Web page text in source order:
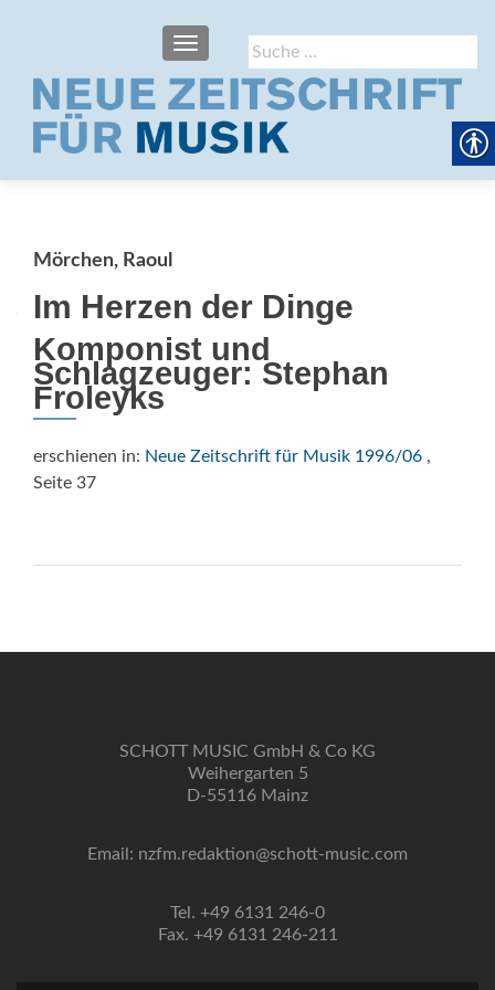
Suche
nach:
SCHALTE NAVIGATION
Mörchen, Raoul
Im Herzen der Dinge
Komponist und
Schlagzeuger: Stephan
Froleyks
erschienen in: Neue Zeitschrift für Musik 1996/06 ,
Seite 37
SCHOTT MUSIC GmbH & Co KG
Weihergarten 5
D-55116 Mainz
Email: nzfm.redaktion@schott-music.com
Tel. +49 6131 246-0
Fax. +49 6131 246-211